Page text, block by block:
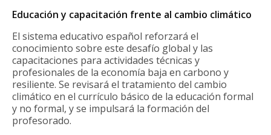
Educación y capacitación frente al cambio climático
El sistema educativo español reforzará el
conocimiento sobre este desafío global y las
capacitaciones para actividades técnicas y
profesionales de la economía baja en carbono y
resiliente. Se revisará el tratamiento del cambio
climático en el currículo básico de la educación formal
y no formal, y se impulsará la formación del
profesorado.